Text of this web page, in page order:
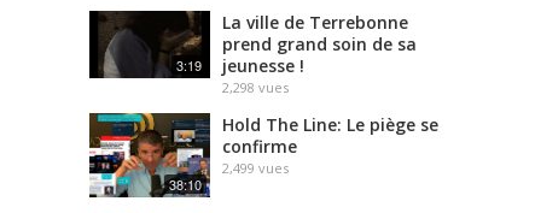
3:19
La ville de Terrebonne
prend grand soin de sa
jeunesse !
2,298 vues
38:10
Hold The Line: Le piège se
confirme
2,499 vues